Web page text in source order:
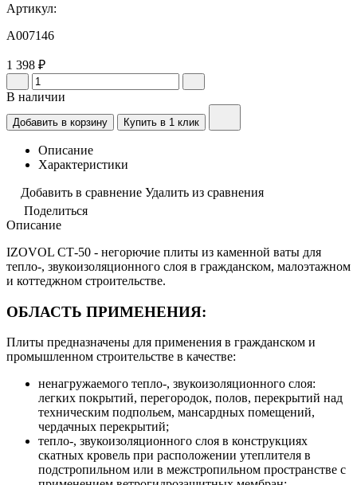
Артикул:
A007146
1 398 ₽
В наличии
Добавить в корзину Купить в 1 клик
Описание
Характеристики
Добавить в сравнение Удалить из сравнения
Поделиться
Описание
IZOVOL СТ-50 - негорючие плиты из каменной ваты для
тепло-, звукоизоляционного слоя в гражданском, малоэтажном
и коттеджном строительстве.
ОБЛАСТЬ ПРИМЕНЕНИЯ:
Плиты предназначены для применения в гражданском и
промышленном строительстве в качестве:
ненагружаемого тепло-, звукоизоляционного слоя:
легких покрытий, перегородок, полов, перекрытий над
техническим подпольем, мансардных помещений,
чердачных перекрытий;
тепло-, звукоизоляционного слоя в конструкциях
скатных кровель при расположении утеплителя в
подстропильном или в межстропильном пространстве с